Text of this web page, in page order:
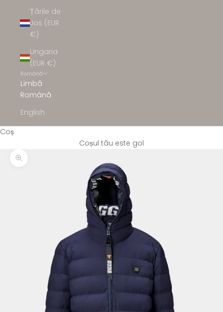
Țările de
Jos (EUR
€)
Ungaria
(EUR €)
Română
Limbă
Română
English
Coș
Coșul tău este gol
Mărește